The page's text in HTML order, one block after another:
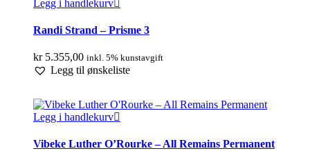
Legg i handlekurv
Randi Strand – Prisme 3
kr5.355,00 inkl. 5% kunstavgift
Legg til ønskeliste
Legg i handlekurv
Vibeke Luther O’Rourke – All Remains Permanent